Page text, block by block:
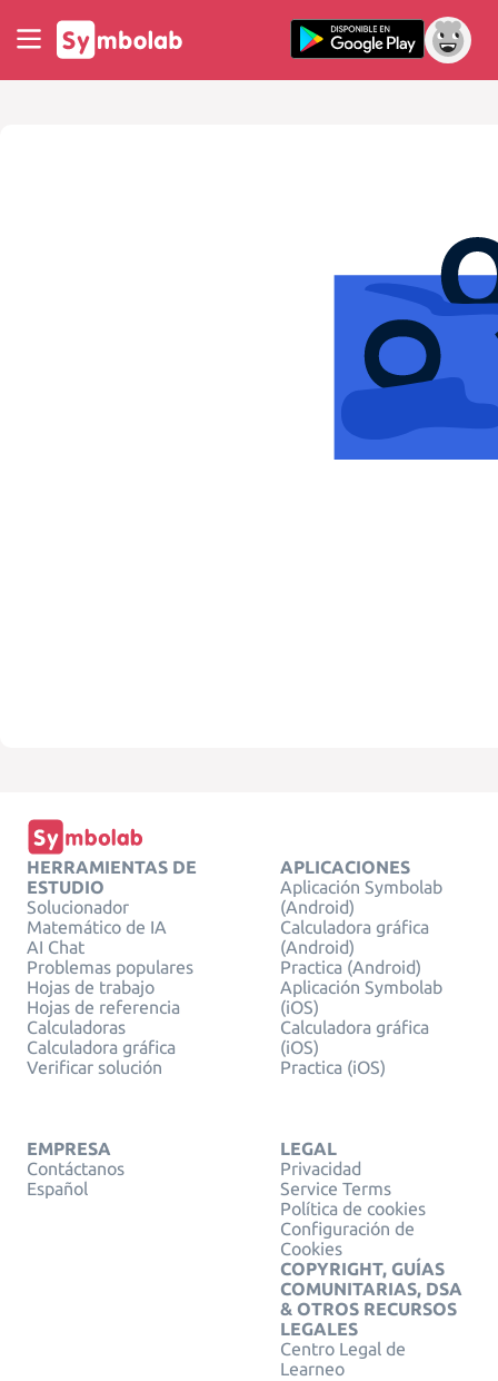
HERRAMIENTAS DE
ESTUDIO
Solucionador
Matemático de IA
AI Chat
Problemas populares
Hojas de trabajo
Hojas de referencia
Calculadoras
Calculadora gráfica
Verificar solución
APLICACIONES
Aplicación Symbolab
(Android)
Calculadora gráfica
(Android)
Practica (Android)
Aplicación Symbolab
(iOS)
Calculadora gráfica
(iOS)
Practica (iOS)
EMPRESA
Contáctanos
Español
LEGAL
Privacidad
Service Terms
Política de cookies
Configuración de
Cookies
COPYRIGHT, GUÍAS
COMUNITARIAS, DSA
& OTROS RECURSOS
LEGALES
Centro Legal de
Learneo